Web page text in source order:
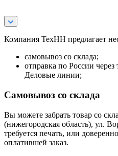
Компания ТехНН предлагает
самовывоз со склада;
отправка по России
Деловые линии;
Самовывоз со склада
Вы можете забрать товар со
(нижегородская область), ул.
требуется печать, или
оплатившей заказ.